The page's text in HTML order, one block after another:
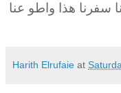
سفرنا هذا واطو عنا
Harith Elrufaie at